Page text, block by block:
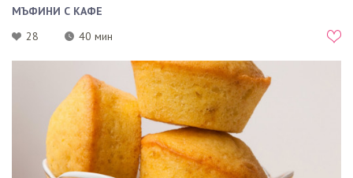
МЪФИНИ С КАФЕ
28
40 мин